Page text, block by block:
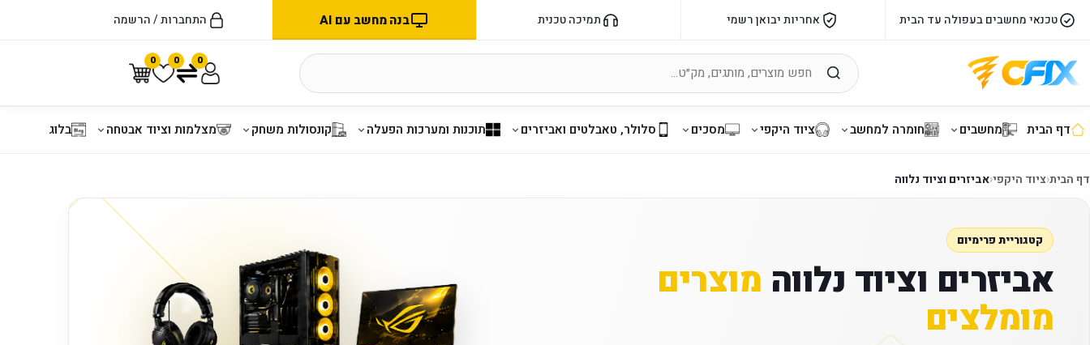
טכנאי מחשבים בעפולה עד הבית אחריות יבואן רשמי תמיכה טכנית בנה מחשב עם AI התחברות / הרשמה
0 0 0
דף הבית מחשבים חומרה למחשב ציוד היקפי מסכים סלולר, טאבלטים ואביזרים תוכנות ומערכות הפעלה קונסולות משחק מצלמות וציוד אבטחה בלוג
דף הבית‹ציוד היקפי‹אביזרים וציוד נלווה
קטגוריית פרימיום
אביזרים וציוד נלווה מוצרים
מומלצים